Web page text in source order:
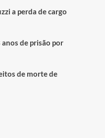
a perda de cargo
de prisão por
de morte de